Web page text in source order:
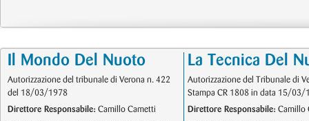
Il Mondo Del Nuoto
Autorizzazione del tribunale di Verona n. 422
del 18/03/1978
Direttore Responsabile: Camillo Cametti
La Tecnica Del
Autorizzazione del Tribunale di
Stampa CR 1808 in data 15/03/
Direttore Responsabile: Camillo